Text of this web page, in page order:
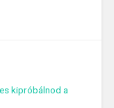
kipróbálnod a